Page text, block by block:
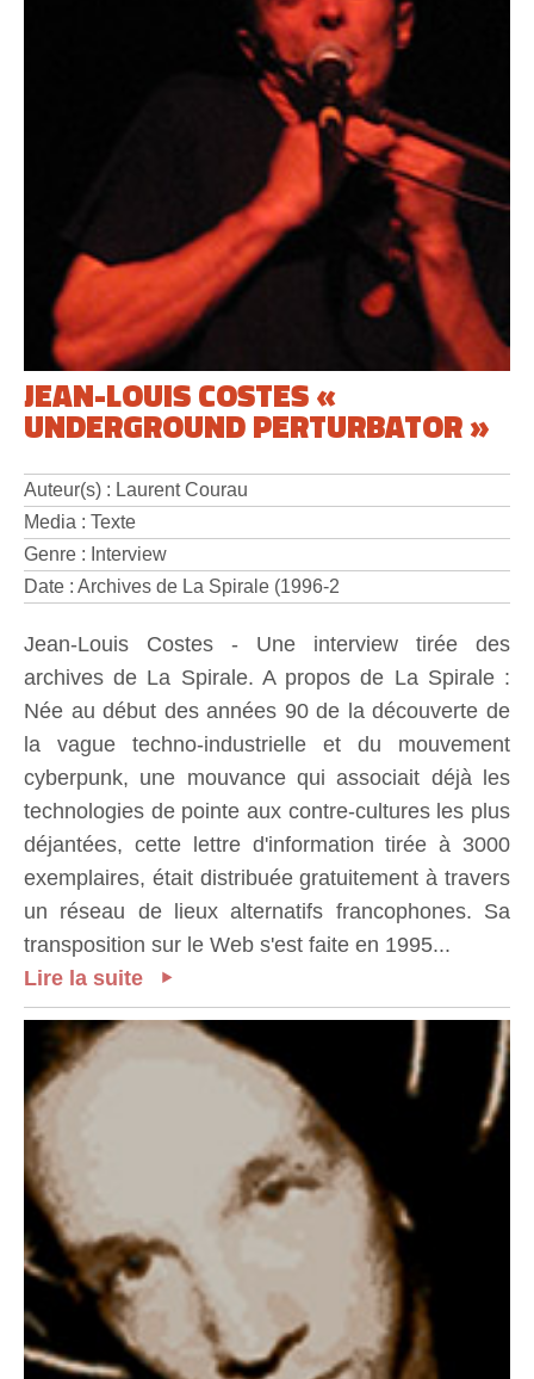
JEAN-LOUIS COSTES «
UNDERGROUND PERTURBATOR »
Auteur(s) : Laurent Courau
Media : Texte
Genre : Interview
Date : Archives de La Spirale (1996-2
Jean-Louis Costes - Une interview tirée des
archives de La Spirale. A propos de La Spirale :
Née au début des années 90 de la découverte de
la vague techno-industrielle et du mouvement
cyberpunk, une mouvance qui associait déjà les
technologies de pointe aux contre-cultures les plus
déjantées, cette lettre d'information tirée à 3000
exemplaires, était distribuée gratuitement à travers
un réseau de lieux alternatifs francophones. Sa
transposition sur le Web s'est faite en 1995...
Lire la suite